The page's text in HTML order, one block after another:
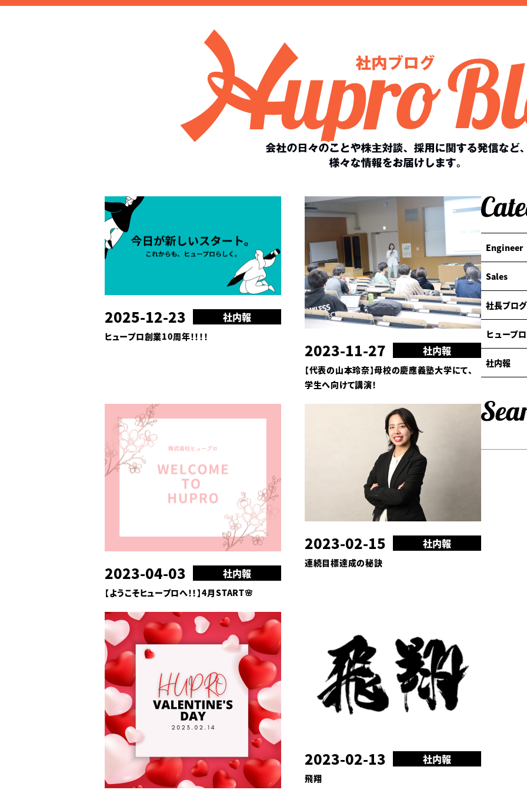
2025-12-23 社内報
ヒュープロ創業10周年！！！！
2023-11-27 社内報
【代表の山本玲奈】母校の慶應義塾大学にて、
学生へ向けて講演！
2023-04-03 社内報
【ようこそヒュープロへ！！】4月START🌸
2023-02-15 社内報
連続目標達成の秘訣
2023-02-13 社内報
飛翔
Engineer
Sales
社長ブログ
ヒュープ
社内報